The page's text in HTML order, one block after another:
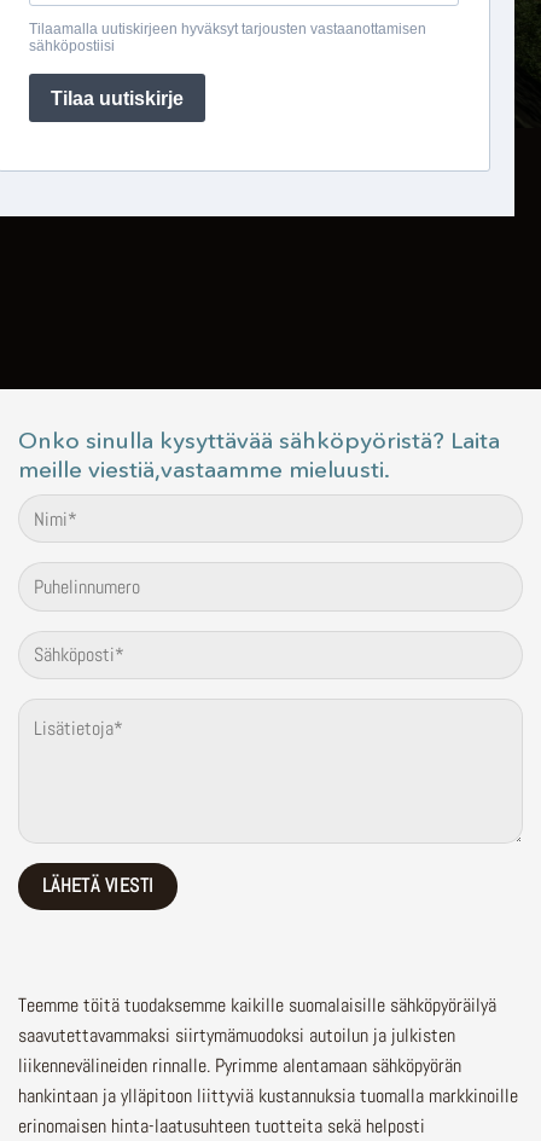
Onko sinulla kysyttävää sähköpyöristä? Laita
meille viestiä,vastaamme mieluusti.
Teemme töitä tuodaksemme kaikille suomalaisille sähköpyöräilyä
saavutettavammaksi siirtymämuodoksi autoilun ja julkisten
liikennevälineiden rinnalle. Pyrimme alentamaan sähköpyörän
hankintaan ja ylläpitoon liittyviä kustannuksia tuomalla markkinoille
erinomaisen hinta-laatusuhteen tuotteita sekä helposti